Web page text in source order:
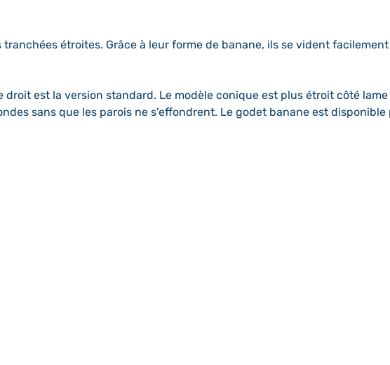
étroites. Grâce à leur forme de banane, ils se vident
est la version standard. Le modèle conique est plus étroit côté
sans que les parois ne s'effondrent. Le godet banane est